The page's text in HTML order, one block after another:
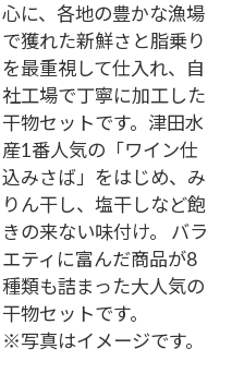
心に、各地の豊かな漁場
で獲れた新鮮さと脂乗り
を最重視して仕入れ、自
社工場で丁寧に加工した
干物セットです。津田水
産1番人気の「ワイン仕
込みさば」をはじめ、み
りん干し、塩干しなど飽
きの来ない味付け。 バラ
エティに富んだ商品が8
種類も詰まった大人気の
干物セットです。
※写真はイメージです。